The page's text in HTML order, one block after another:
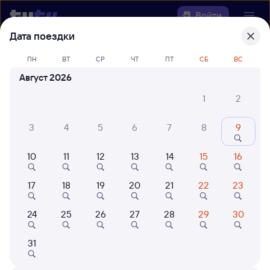
Войти
Выберите день, чтобы найтиж/д
билеты Кунерма — Куанда
Куда
Когда
Кто едет
Найти поезда
Дата поездки
ПН ВТ СР ЧТ ПТ СБ ВС
Август 2026
1
2
3 4 5 6 7 8 9
10 11 12 13 14 15 16
17 18 19 20 21 22 23
24 25 26 27 28 29 30
31